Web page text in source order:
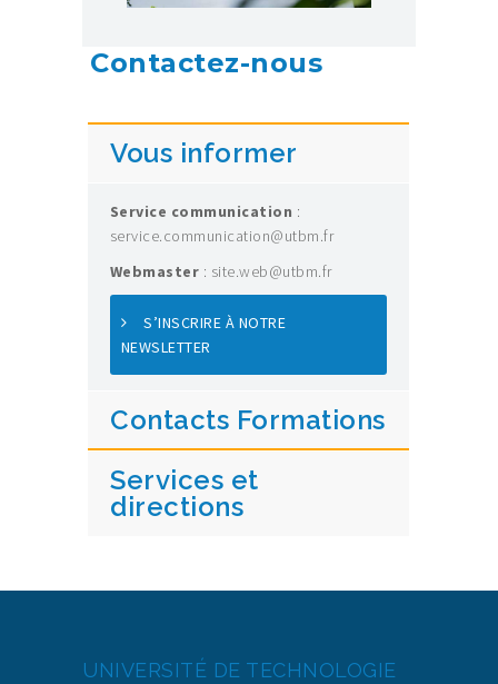
Contactez-nous
Vous informer
Service communication :
service.communication@utbm.fr
Webmaster : site.web@utbm.fr
S’INSCRIRE À NOTRE
NEWSLETTER
Contacts Formations
Services et
directions
UNIVERSITÉ DE TECHNOLOGIE